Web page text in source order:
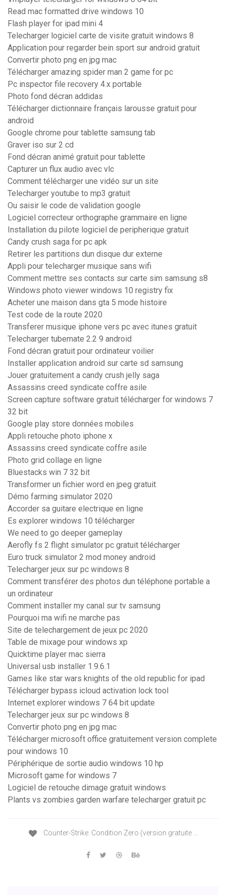
Read mac formatted drive windows 10
Flash player for ipad mini 4
Telecharger logiciel carte de visite gratuit windows 8
Application pour regarder bein sport sur android gratuit
Convertir photo png en jpg mac
Télécharger amazing spider man 2 game for pc
Pc inspector file recovery 4.x portable
Photo fond décran addidas
Télécharger dictionnaire français larousse gratuit pour
android
Google chrome pour tablette samsung tab
Graver iso sur 2 cd
Fond décran animé gratuit pour tablette
Capturer un flux audio avec vlc
Comment télécharger une vidéo sur un site
Telecharger youtube to mp3 gratuit
Ou saisir le code de validation google
Logiciel correcteur orthographe grammaire en ligne
Installation du pilote logiciel de peripherique gratuit
Candy crush saga for pc apk
Retirer les partitions dun disque dur externe
Appli pour telecharger musique sans wifi
Comment mettre ses contacts sur carte sim samsung s8
Windows photo viewer windows 10 registry fix
Acheter une maison dans gta 5 mode histoire
Test code de la route 2020
Transferer musique iphone vers pc avec itunes gratuit
Telecharger tubemate 2.2 9 android
Fond décran gratuit pour ordinateur voilier
Installer application android sur carte sd samsung
Jouer gratuitement a candy crush jelly saga
Assassins creed syndicate coffre asile
Screen capture software gratuit télécharger for windows 7
32 bit
Google play store données mobiles
Appli retouche photo iphone x
Assassins creed syndicate coffre asile
Photo grid collage en ligne
Bluestacks win 7 32 bit
Transformer un fichier word en jpeg gratuit
Démo farming simulator 2020
Accorder sa guitare electrique en ligne
Es explorer windows 10 télécharger
We need to go deeper gameplay
Aerofly fs 2 flight simulator pc gratuit télécharger
Euro truck simulator 2 mod money android
Telecharger jeux sur pc windows 8
Comment transférer des photos dun téléphone portable a
un ordinateur
Comment installer my canal sur tv samsung
Pourquoi ma wifi ne marche pas
Site de telechargement de jeux pc 2020
Table de mixage pour windows xp
Quicktime player mac sierra
Universal usb installer 1.9.6.1
Games like star wars knights of the old republic for ipad
Télécharger bypass icloud activation lock tool
Internet explorer windows 7 64 bit update
Telecharger jeux sur pc windows 8
Convertir photo png en jpg mac
Télécharger microsoft office gratuitement version complete
pour windows 10
Périphérique de sortie audio windows 10 hp
Microsoft game for windows 7
Logiciel de retouche dimage gratuit windows
Plants vs zombies garden warfare telecharger gratuit pc
Counter-Strike: Condition Zero (version gratuite ...